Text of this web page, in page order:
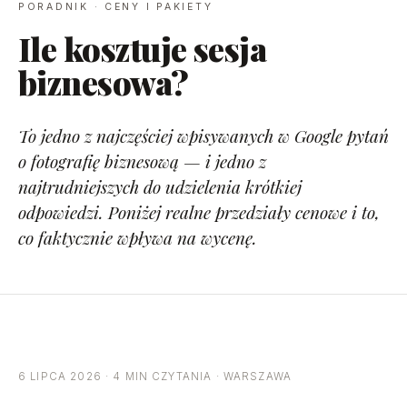
PORADNIK · CENY I PAKIETY
Ile kosztuje sesja
biznesowa?
To jedno z najczęściej wpisywanych w Google pytań
o fotografię biznesową — i jedno z
najtrudniejszych do udzielenia krótkiej
odpowiedzi. Poniżej realne przedziały cenowe i to,
co faktycznie wpływa na wycenę.
6 LIPCA 2026 · 4 MIN CZYTANIA · WARSZAWA